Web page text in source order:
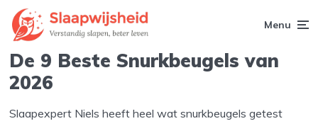
Menu
De 9 Beste Snurkbeugels van
2026
Slaapexpert Niels heeft heel wat snurkbeugels getest